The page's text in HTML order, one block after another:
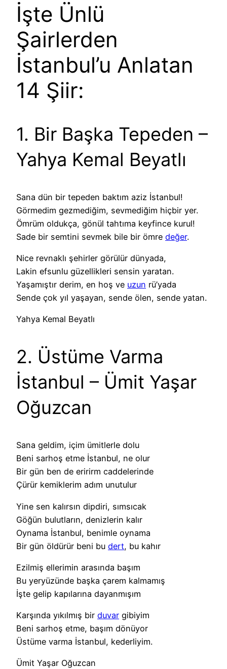
İşte Ünlü
Şairlerden
İstanbul’u Anlatan
14 Şiir:
1. Bir Başka Tepeden –
Yahya Kemal Beyatlı
Sana dün bir tepeden baktım aziz İstanbul!
Görmedim gezmediğim, sevmediğim hiçbir yer.
Ömrüm oldukça, gönül tahtıma keyfince kurul!
Sade bir semtini sevmek bile bir ömre değer.
Nice revnaklı şehirler görülür dünyada,
Lakin efsunlu güzellikleri sensin yaratan.
Yaşamıştır derim, en hoş ve uzun rü’yada
Sende çok yıl yaşayan, sende ölen, sende yatan.
Yahya Kemal Beyatlı
2. Üstüme Varma
İstanbul – Ümit Yaşar
Oğuzcan
Sana geldim, içim ümitlerle dolu
Beni sarhoş etme İstanbul, ne olur
Bir gün ben de eririrm caddelerinde
Çürür kemiklerim adım unutulur
Yine sen kalırsın dipdiri, sımsıcak
Göğün bulutların, denizlerin kalır
Oynama İstanbul, benimle oynama
Bir gün öldürür beni bu dert, bu kahır
Ezilmiş ellerimin arasında başım
Bu yeryüzünde başka çarem kalmamış
İşte gelip kapılarına dayanmışım
Karşında yıkılmış bir duvar gibiyim
Beni sarhoş etme, başım dönüyor
Üstüme varma İstanbul, kederliyim.
Ümit Yaşar Oğuzcan